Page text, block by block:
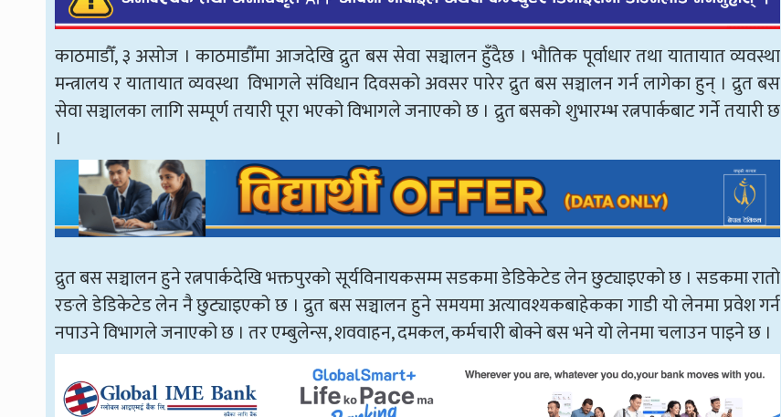
काठमाडौँ, ३ असोज । काठमाडौँमा आजदेखि द्रुत बस सेवा सञ्चालन हुँदैछ । भौतिक पूर्वाधार तथा यातायात व्यवस्था
मन्त्रालय र यातायात व्यवस्था विभागले संविधान दिवसको अवसर पारेर द्रुत बस सञ्चालन गर्न लागेका हुन् । द्रुत बस
सेवा सञ्चालका लागि सम्पूर्ण तयारी पूरा भएको विभागले जनाएको छ । द्रुत बसको शुभारम्भ रत्नपार्कबाट गर्ने तयारी छ
।
द्रुत बस सञ्चालन हुने रत्नपार्कदेखि भक्तपुरको सूर्यविनायकसम्म सडकमा डेडिकेटेड लेन छुट्याइएको छ । सडकमा रातो
रङले डेडिकेटेड लेन नै छुट्याइएको छ । द्रुत बस सञ्चालन हुने समयमा अत्यावश्यकबाहेकका गाडी यो लेनमा प्रवेश गर्न
नपाउने विभागले जनाएको छ । तर एम्बुलेन्स, शववाहन, दमकल, कर्मचारी बोक्ने बस भने यो लेनमा चलाउन पाइने छ ।